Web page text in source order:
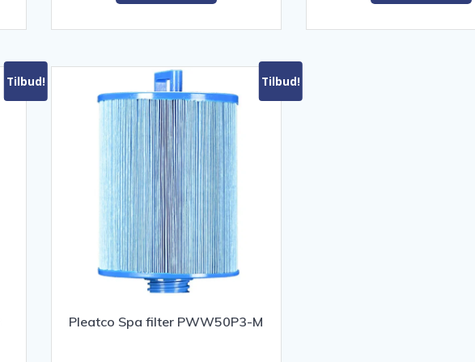
kr. 249,00.
kr. 298,00.
Tilbud! Tilbud!
Pleatco Spa filter PWW50P3-M